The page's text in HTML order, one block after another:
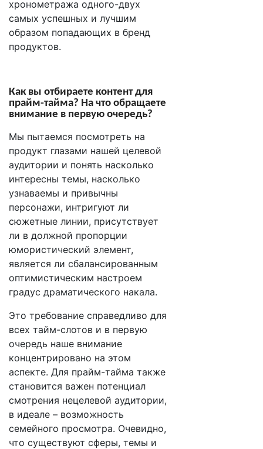
хронометража одного-двух
самых успешных и лучшим
образом попадающих в бренд
продуктов.
Как вы отбираете контент для
прайм-тайма? На что обращаете
внимание в первую очередь?
Мы пытаемся посмотреть на
продукт глазами нашей целевой
аудитории и понять насколько
интересны темы, насколько
узнаваемы и привычны
персонажи, интригуют ли
сюжетные линии, присутствует
ли в должной пропорции
юмористический элемент,
является ли сбалансированным
оптимистическим настроем
градус драматического накала.
Это требование справедливо для
всех тайм-слотов и в первую
очередь наше внимание
концентрировано на этом
аспекте. Для прайм-тайма также
становится важен потенциал
смотрения нецелевой аудитории,
в идеале – возможность
семейного просмотра. Очевидно,
что существуют сферы, темы и